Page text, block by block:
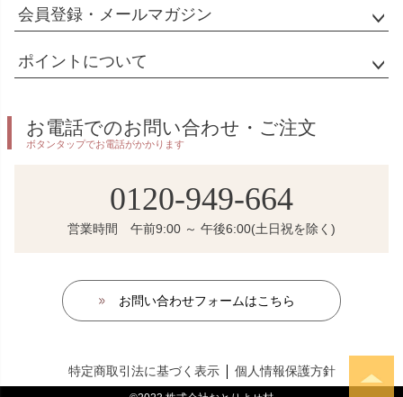
会員登録・メールマガジン
ポイントについて
お電話でのお問い合わせ・ご注文
ボタンタップでお電話がかかります
0120-949-664
営業時間 午前9:00 ～ 午後6:00(土日祝を除く)
お問い合わせフォームはこちら
特定商取引法に基づく表示 個人情報保護方針